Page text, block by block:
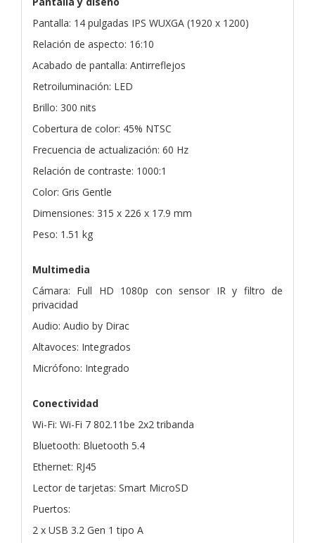
Pantalla: 14 pulgadas IPS WUXGA (1920 x 1200)
Relación de aspecto: 16:10
Acabado de pantalla: Antirreflejos
Retroiluminación: LED
Brillo: 300 nits
Cobertura de color: 45% NTSC
Frecuencia de actualización: 60 Hz
Relación de contraste: 1000:1
Color: Gris Gentle
Dimensiones: 315 x 226 x 17.9 mm
Peso: 1.51 kg
Multimedia
Cámara: Full HD 1080p con sensor IR y filtro de
privacidad
Audio: Audio by Dirac
Altavoces: Integrados
Micrófono: Integrado
Conectividad
Wi-Fi: Wi-Fi 7 802.11be 2x2 tribanda
Bluetooth: Bluetooth 5.4
Ethernet: RJ45
Lector de tarjetas: Smart MicroSD
Puertos:
2 x USB 3.2 Gen 1 tipo A